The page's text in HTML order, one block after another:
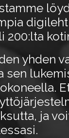
200:lta
yhden
sen
ja